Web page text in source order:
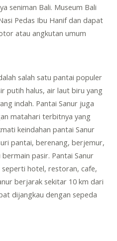
seniman Bali. Museum Bali
Pedas Ibu Hanif dan dapat
atau angkutan umum
salah satu pantai populer
putih halus, air laut biru yang
indah. Pantai Sanur juga
matahari terbitnya yang
keindahan pantai Sanur
pantai, berenang, berjemur,
pasir. Pantai Sanur
seperti hotel, restoran, cafe,
berjarak sekitar 10 km dari
dijangkau dengan sepeda